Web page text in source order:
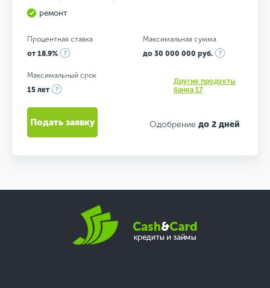
ремонт
Процентная ставка
от 18.9%
Максимальная сумма
до 30 000 000 руб.
Максимальный срок
15 лет
Другие продукты
банка 17
Одобрение до 2 дней
Подать заявку